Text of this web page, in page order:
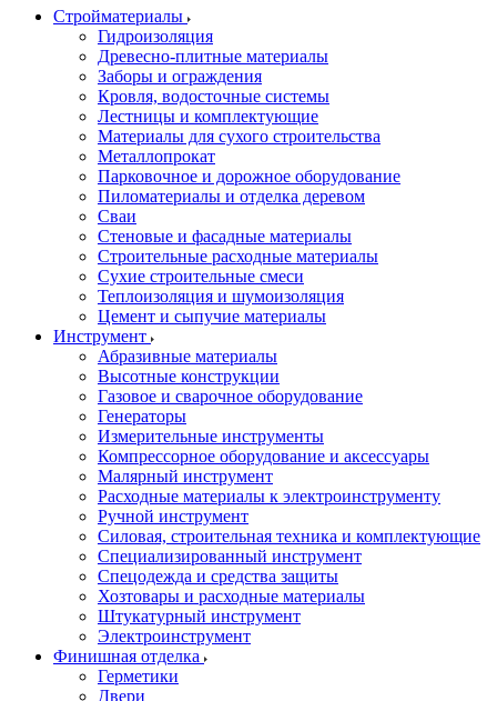
Стройматериалы
Гидроизоляция
Древесно-плитные материалы
Заборы и ограждения
Кровля, водосточные системы
Лестницы и комплектующие
Материалы для сухого строительства
Металлопрокат
Парковочное и дорожное оборудование
Пиломатериалы и отделка деревом
Сваи
Стеновые и фасадные материалы
Строительные расходные материалы
Сухие строительные смеси
Теплоизоляция и шумоизоляция
Цемент и сыпучие материалы
Инструмент
Абразивные материалы
Высотные конструкции
Газовое и сварочное оборудование
Генераторы
Измерительные инструменты
Компрессорное оборудование и аксессуары
Малярный инструмент
Расходные материалы к электроинструменту
Ручной инструмент
Силовая, строительная техника и комплектующие
Специализированный инструмент
Спецодежда и средства защиты
Хозтовары и расходные материалы
Штукатурный инструмент
Электроинструмент
Финишная отделка
Герметики
Двери